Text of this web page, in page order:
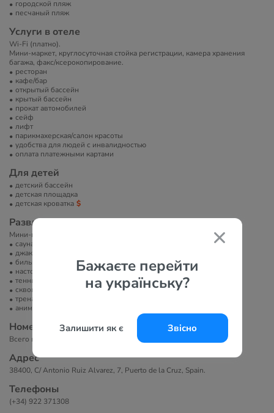
Бажаєте перейти
на українську?
Залишити як є Звісно
городской пляж
песчаный пляж
Услуги в отеле
Wi-Fi (платно).
Мини-маркет, круглосуточная стойка регистрации, камера хранения
багажа, факс/ксерокопирование.
ресторан
кафе/бар
открытый бассейн
крытый бассейн
прокат автомобилей
сейф
лифт
парикмахерская/салон красоты
удобства для людей с инвалидностью
оплата платежными картами
Для детей
детский бассейн
детская площадка
детская кроватка
Развлечение и спорт
Мини-гольф, видеоигры.
сауна/баня/хамам
джакузи
бильярд
настольный теннис
теннисный корт
сквош
тренажерный зал
анимация
Номера
Всего в отеле 350 номеров.
Адрес
38400, C/ Antonio Ruiz Alvarez, 7, Puerto de la Cruz, Spain.
Телефоны
(+34) 922 371308